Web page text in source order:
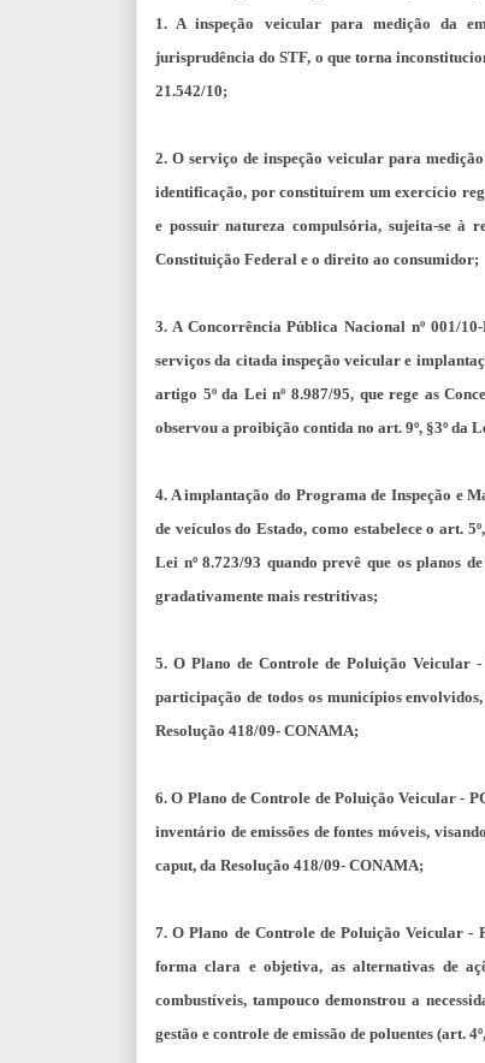
1. A inspeção veicular para medição da
jurisprudência do STF, o que torna
21.542/10;
2. O serviço de inspeção veicular para
identificação, por constituírem um exercício
e possuir natureza compulsória, sujeita-se à
Constituição Federal e o direito ao consumidor;
3. A Concorrência Pública Nacional nº 001/
serviços da citada inspeção veicular e
artigo 5º da Lei nº 8.987/95, que rege as
observou a proibição contida no art. 9º, §3º da
4. A implantação do Programa de Inspeção e
de veículos do Estado, como estabelece o art.
Lei nº 8.723/93 quando prevê que os planos
gradativamente mais restritivas;
5. O Plano de Controle de Poluição Veicular
participação de todos os municípios
Resolução 418/09- CONAMA;
6. O Plano de Controle de Poluição Veicular -
inventário de emissões de fontes móveis,
caput, da Resolução 418/09- CONAMA;
7. O Plano de Controle de Poluição Veicular -
forma clara e objetiva, as alternativas de
combustíveis, tampouco demonstrou a
gestão e controle de emissão de poluentes (art.